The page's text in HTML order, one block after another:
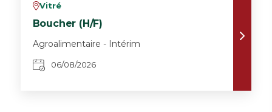
vVitré
Boucher (H/F)
Agroalimentaire - Intérim
06/08/2026